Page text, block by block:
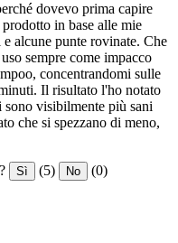
dovevo prima capire
in base alle mie
alcune punte rovinate. Che
sempre come impacco
concentrandomi sulle
Il risultato l'ho notato
visibilmente più sani
che si spezzano di meno,
Sì (5) No (0)